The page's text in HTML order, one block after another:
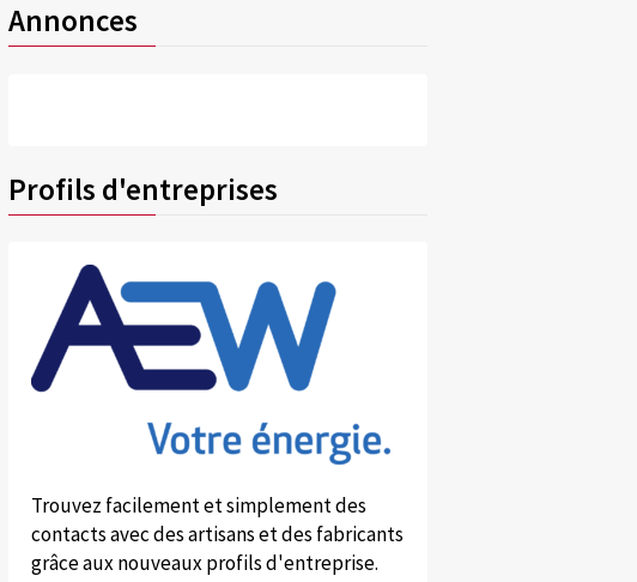
Annonces
Profils d'entreprises
Trouvez facilement et simplement des
contacts avec des artisans et des fabricants
grâce aux nouveaux profils d'entreprise.